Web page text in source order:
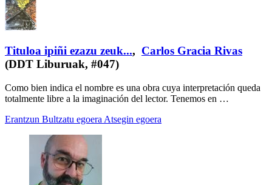
Tituloa ipiñi ezazu zeuk..., Carlos Gracia Rivas
(DDT Liburuak, #047)
Como bien indica el nombre es una obra cuya interpretación queda
totalmente libre a la imaginación del lector. Tenemos en …
Erantzun Bultzatu egoera Atsegin egoera